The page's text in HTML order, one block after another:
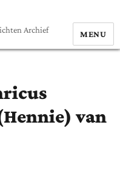
Archief MENU
van